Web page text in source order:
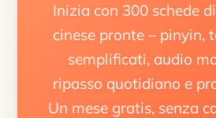
Inizia con 300 schede
cinese pronte – pinyin,
semplificati, audio
ripasso quotidiano e
Un mese gratis, senza